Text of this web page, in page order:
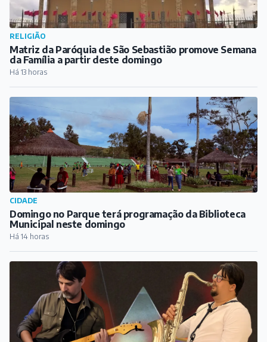
RELIGIÃO
Matriz da Paróquia de São Sebastião promove Semana
da Família a partir deste domingo
Há 13 horas
CIDADE
Domingo no Parque terá programação da Biblioteca
Municipal neste domingo
Há 14 horas